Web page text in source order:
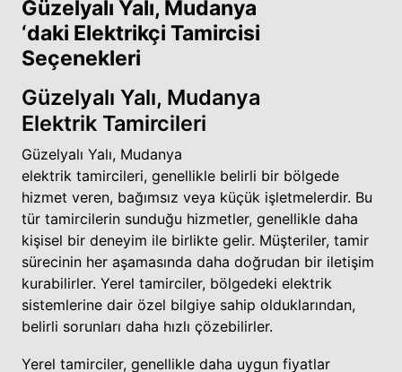
Güzelyalı Yalı, Mudanya
‘daki Elektrikçi Tamircisi
Seçenekleri
Güzelyalı Yalı, Mudanya
Elektrik Tamircileri
Güzelyalı Yalı, Mudanya
elektrik tamircileri, genellikle belirli bir bölgede
hizmet veren, bağımsız veya küçük işletmelerdir. Bu
tür tamircilerin sunduğu hizmetler, genellikle daha
kişisel bir deneyim ile birlikte gelir. Müşteriler, tamir
sürecinin her aşamasında daha doğrudan bir iletişim
kurabilirler. Yerel tamirciler, bölgedeki elektrik
sistemlerine dair özel bilgiye sahip olduklarından,
belirli sorunları daha hızlı çözebilirler.
Yerel tamirciler, genellikle daha uygun fiyatlar